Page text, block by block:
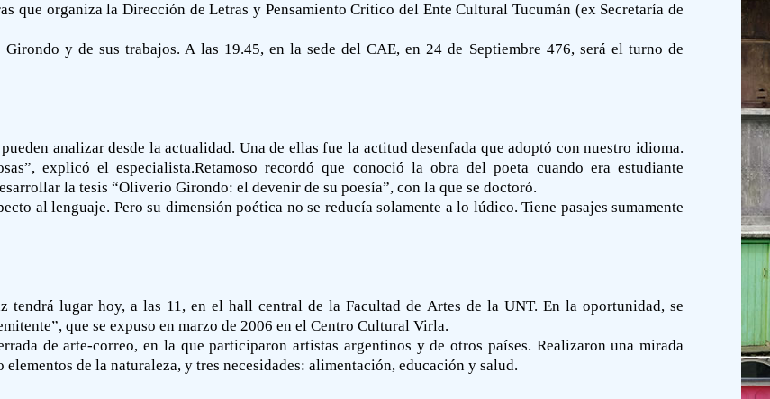
que organiza la Dirección de Letras y Pensamiento Crítico del Ente Cultural Tucumán (ex Secretaría de
y de sus trabajos. A las 19.45, en la sede del CAE, en 24 de Septiembre 476, será el turno de
analizar desde la actualidad. Una de ellas fue la actitud desenfada que adoptó con nuestro idioma.
explicó el especialista.Retamoso recordó que conoció la obra del poeta cuando era estudiante
la tesis “Oliverio Girondo: el devenir de su poesía”, con la que se doctoró.
al lenguaje. Pero su dimensión poética no se reducía solamente a lo lúdico. Tiene pasajes sumamente
tendrá lugar hoy, a las 11, en el hall central de la Facultad de Artes de la UNT. En la oportunidad, se
que se expuso en marzo de 2006 en el Centro Cultural Virla.
de arte-correo, en la que participaron artistas argentinos y de otros países. Realizaron una mirada
de la naturaleza, y tres necesidades: alimentación, educación y salud.